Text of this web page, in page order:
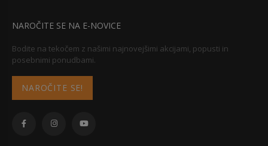
NAROČITE SE NA E-NOVICE
Bodite na tekočem z našimi najnovejšimi akcijami, popusti in
posebnimi ponudbami.
NAROČITE SE!